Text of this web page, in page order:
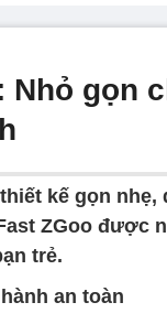
Nhỏ gọn
kế gọn nhẹ,
ZGoo được
trẻ.
an toàn